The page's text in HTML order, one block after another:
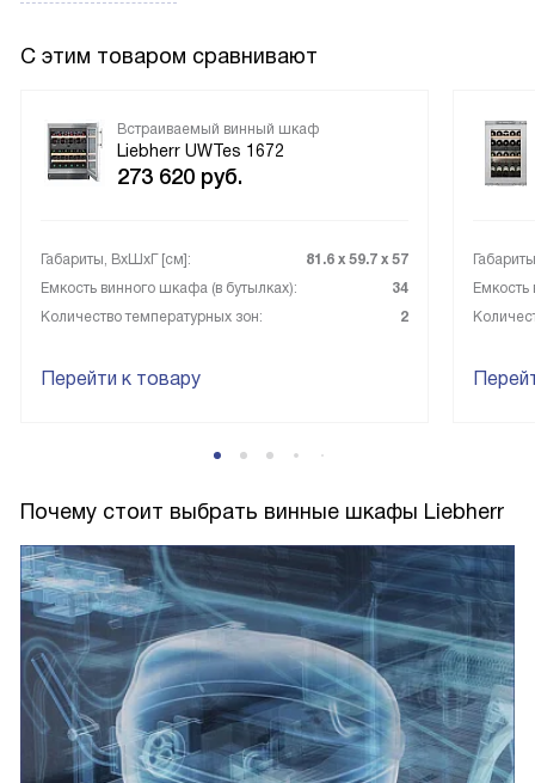
С этим товаром сравнивают
Встраиваемый винный шкаф
Liebherr UWTes 1672
273 620 руб.
Габариты, ВxШxГ [см]:
81.6 х 59.7 х 57
Емкость винного шкафа (в бутылках):
34
Количество температурных зон:
2
Перейти к товару
Емкость
Почему стоит выбрать винные шкафы Liebherr